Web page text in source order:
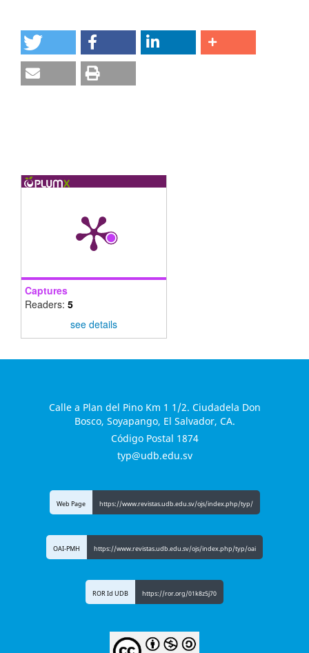
Captures
Readers: 5
see details
Calle a Plan del Pino Km 1 1/2. Ciudadela Don
Bosco, Soyapango, El Salvador, CA.
Código Postal 1874
typ@udb.edu.sv
Web Page https://www.revistas.udb.edu.sv/ojs/index.php/typ/
OAI-PMH https://www.revistas.udb.edu.sv/ojs/index.php/typ/oai
ROR Id UDB https://ror.org/01k8z5j70